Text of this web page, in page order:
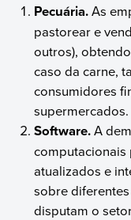
Pecuária.As
pastorear e
outros),
caso da carne,
consumidores
supermercados.
Software.A
computacionais
atualizados e
sobre
disputam o